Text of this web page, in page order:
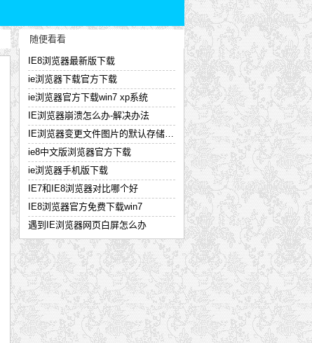
随便看看
IE8浏览器最新版下载
ie浏览器下载官方下载
ie浏览器官方下载win7 xp系统
IE浏览器崩溃怎么办-解决办法
ie8中文版浏览器官方下载
ie浏览器手机版下载
IE7和IE8浏览器对比哪个好
IE8浏览器官方免费下载win7
遇到IE浏览器网页白屏怎么办